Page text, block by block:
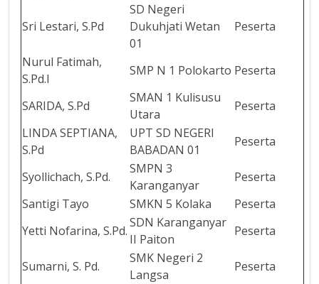
Sri Lestari, S.Pd
SD Negeri
Dukuhjati Wetan
01
Peserta
Nurul Fatimah,
S.Pd.I
SMP N 1 Polokarto Peserta
SARIDA, S.Pd
SMAN 1 Kulisusu
Utara
Peserta
LINDA SEPTIANA,
S.Pd
UPT SD NEGERI
BABADAN 01
Peserta
Syollichach, S.Pd.
SMPN 3
Karanganyar
Peserta
Santigi Tayo
SMKN 5 Kolaka
Peserta
Yetti Nofarina, S.Pd.
SDN Karanganyar
II Paiton
Peserta
Sumarni, S. Pd.
SMK Negeri 2
Langsa
Peserta